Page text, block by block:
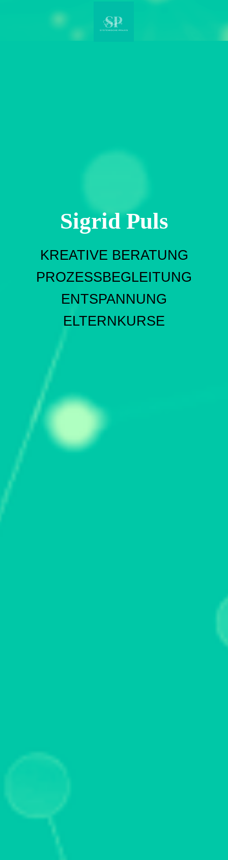
Sigrid Puls
KREATIVE BERATUNG
PROZESSBEGLEITUNG
ENTSPANNUNG
ELTERNKURSE